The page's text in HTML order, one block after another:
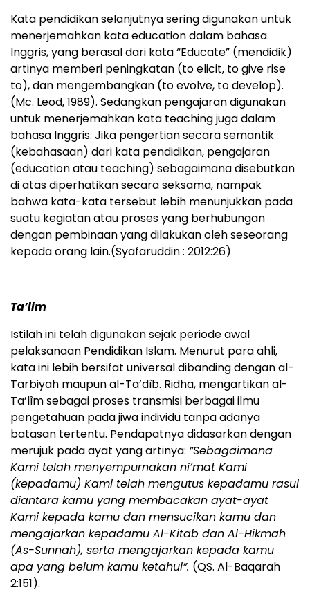
Kata pendidikan selanjutnya sering digunakan untuk
menerjemahkan kata education dalam bahasa
Inggris, yang berasal dari kata “Educate” (mendidik)
artinya memberi peningkatan (to elicit, to give rise
to), dan mengembangkan (to evolve, to develop).
(Mc. Leod, 1989). Sedangkan pengajaran digunakan
untuk menerjemahkan kata teaching juga dalam
bahasa Inggris. Jika pengertian secara semantik
(kebahasaan) dari kata pendidikan, pengajaran
(education atau teaching) sebagaimana disebutkan
di atas diperhatikan secara seksama, nampak
bahwa kata-kata tersebut lebih menunjukkan pada
suatu kegiatan atau proses yang berhubungan
dengan pembinaan yang dilakukan oleh seseorang
kepada orang lain.(Syafaruddin : 2012:26)
Ta’lim
Istilah ini telah digunakan sejak periode awal
pelaksanaan Pendidikan Islam. Menurut para ahli,
kata ini lebih bersifat universal dibanding dengan al-
Tarbiyah maupun al-Ta’dîb. Ridha, mengartikan al-
Ta’lîm sebagai proses transmisi berbagai ilmu
pengetahuan pada jiwa individu tanpa adanya
batasan tertentu. Pendapatnya didasarkan dengan
merujuk pada ayat yang artinya: ”Sebagaimana
Kami telah menyempurnakan ni’mat Kami
(kepadamu) Kami telah mengutus kepadamu rasul
diantara kamu yang membacakan ayat-ayat
Kami kepada kamu dan mensucikan kamu dan
mengajarkan kepadamu Al-Kitab dan Al-Hikmah
(As-Sunnah), serta mengajarkan kepada kamu
apa yang belum kamu ketahui”. (QS. Al-Baqarah
2:151).